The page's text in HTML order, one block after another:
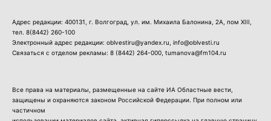
Адрес редакции: 400131, г. Волгоград, ул. им. Михаила Балонина, 2А, пом XIII,
тел. 8(8442) 260-100
Электронный адрес редакции: oblvestiru@yandex.ru, info@oblvesti.ru
Связаться с отделом рекламы: 8 (8442) 264-000 , tumanova@fm104.ru
Все права на материалы, размещенные на сайте ИА Областные вести,
защищены и охраняются законом Российской Федерации. При полном или
частичном